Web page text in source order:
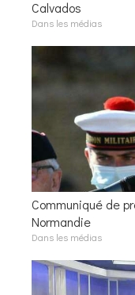
Calvados
Dans les médias
Communiqué de
Normandie
Dans les médias